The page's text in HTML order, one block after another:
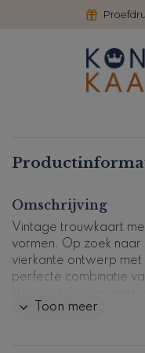
Omschrijving
Vintage trouwkaart
vormen. Op zoek
vierkante ontwerp met
perfecte combinatie
het ontwerp een
Toon meer